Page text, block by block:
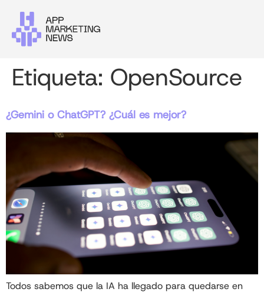
Etiqueta: OpenSource
¿Gemini o ChatGPT? ¿Cuál es mejor?
Todos sabemos que la IA ha llegado para quedarse en